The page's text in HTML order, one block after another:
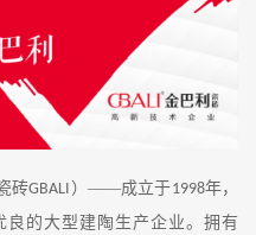
砖GBALI ）——成立于1998年，
的大型建陶生产企业。拥有